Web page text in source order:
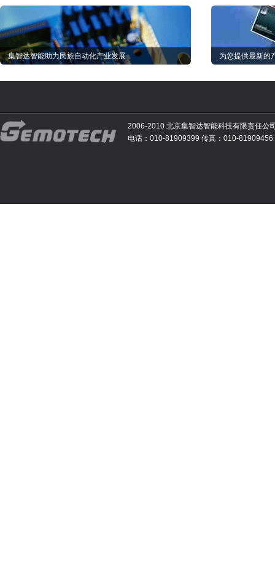
集智达智能助力民族自动化产业发展 为您提供最新的
2006-2010 北京集智达智能科技有限责任公
电话：010-81909399 传真：010-